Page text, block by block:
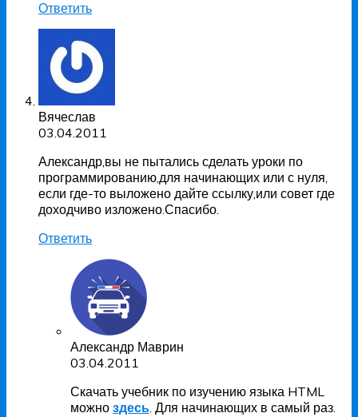
Ответить
Вячеслав
03.04.2011
Александр,вы не пытались сделать уроки по
программированию,для начинающих или с нуля,
если где-то выложено дайте ссылку,или совет где
доходчиво изложено.Спасибо.
Ответить
Александр Маврин
03.04.2011
Скачать учебник по изучению языка HTML
можно здесь. Для начинающих в самый раз.